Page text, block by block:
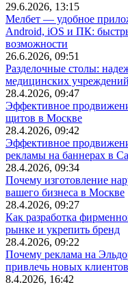
29.6.2026, 13:15
Мелбет — удобное
Android, iOS и ПК:
возможности
26.6.2026, 09:51
Разделочные столы:
медицинских
28.4.2026, 09:47
Эффективное
щитов в Москве
28.4.2026, 09:42
Эффективное
рекламы на баннерах в
28.4.2026, 09:34
Почему изготовление
вашего бизнеса в Москве
28.4.2026, 09:27
Как разработка
рынке и укрепить бренд
28.4.2026, 09:22
Почему реклама на
привлечь новых клиентов
8.4.2026, 16:42